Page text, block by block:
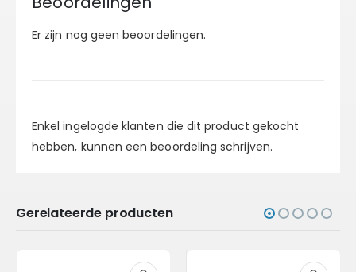
Er zijn nog geen beoordelingen.
Enkel ingelogde klanten die dit product gekocht
hebben, kunnen een beoordeling schrijven.
Gerelateerde producten